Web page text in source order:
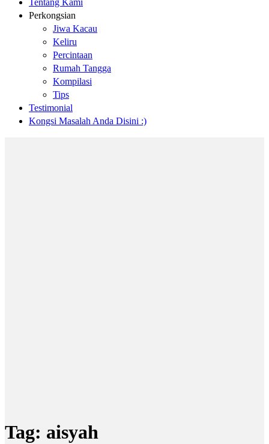
Tentang Kami
Perkongsian
Jiwa Kacau
Keliru
Percintaan
Rumah Tangga
Kompilasi
Tips
Testimonial
Kongsi Masalah Anda Disini :)
Tag: aisyah